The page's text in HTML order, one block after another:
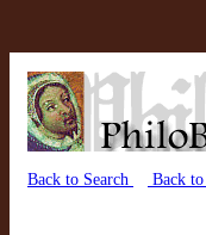
Back to Search Back to